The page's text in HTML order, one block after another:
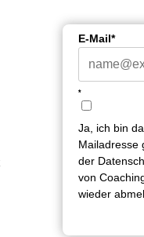
E-Mail*
*
Ja, ich bin
Mailadresse
der
von
wieder